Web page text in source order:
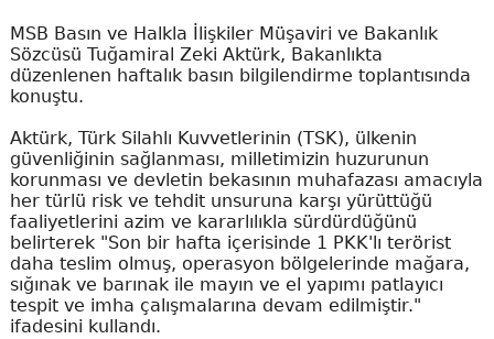
MSB Basın ve Halkla İlişkiler Müşaviri ve Bakanlık
Sözcüsü Tuğamiral Zeki Aktürk, Bakanlıkta
düzenlenen haftalık basın bilgilendirme toplantısında
konuştu.
Aktürk, Türk Silahlı Kuvvetlerinin (TSK), ülkenin
güvenliğinin sağlanması, milletimizin huzurunun
korunması ve devletin bekasının muhafazası amacıyla
her türlü risk ve tehdit unsuruna karşı yürüttüğü
faaliyetlerini azim ve kararlılıkla sürdürdüğünü
belirterek "Son bir hafta içerisinde 1 PKK'lı terörist
daha teslim olmuş, operasyon bölgelerinde mağara,
sığınak ve barınak ile mayın ve el yapımı patlayıcı
tespit ve imha çalışmalarına devam edilmiştir."
ifadesini kullandı.